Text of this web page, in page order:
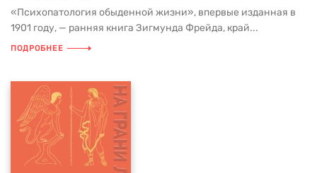
«Психопатология обыденной жизни», впервые изданная в
1901 году, — ранняя книга Зигмунда Фрейда, край...
ПОДРОБНЕЕ